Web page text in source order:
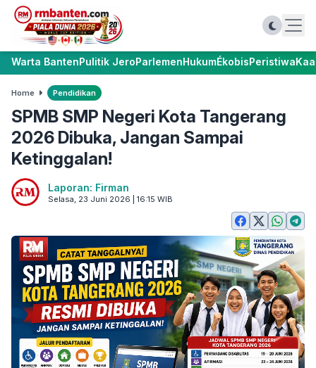
Warta BantenPulitik JeroParlemenHukumÉkobisPeristiwa
Home Pendidikan
SPMB SMP Negeri Kota Tangerang
2026 Dibuka, Jangan Sampai
Ketinggalan!
Laporan: Firman
Selasa, 23 Juni 2026 | 16:15 WIB